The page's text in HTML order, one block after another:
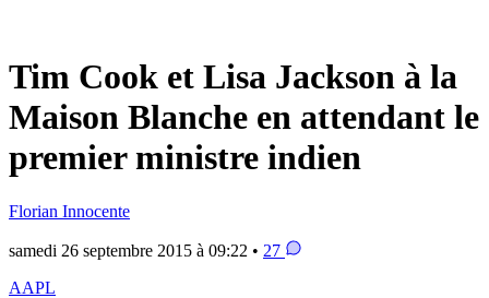
Tim Cook et Lisa Jackson à la
Maison Blanche en attendant le
premier ministre indien
Florian Innocente
samedi 26 septembre 2015 à 09:22 • 27
AAPL